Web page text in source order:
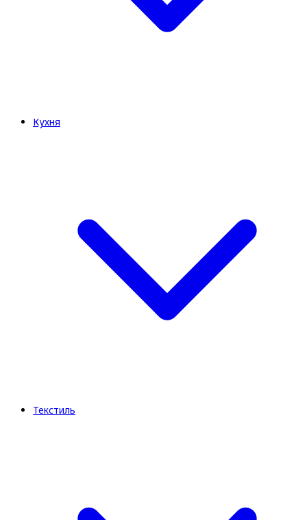
Кухня
Текстиль